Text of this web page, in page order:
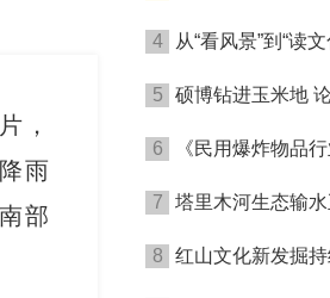
，
雨
部
4
从“看风景”到“读
5 硕博钻进玉米地
6 《民用爆炸物品
7 塔里木河生态输
8 红山文化新发掘